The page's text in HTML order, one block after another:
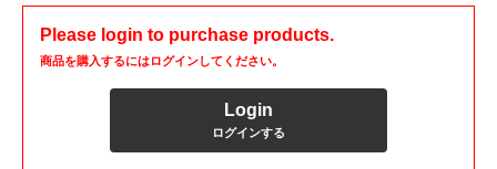
Please login to purchase products.
商品を購入するにはログインしてください。
Login
ログインする